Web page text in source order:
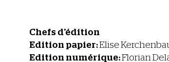
Chefs d'édition
Edition papier:Elise
Edition numérique:Florian